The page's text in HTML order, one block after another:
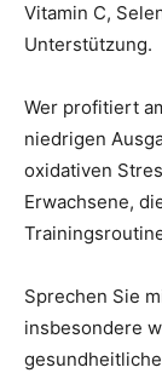
Vitamin C,
Unterstützung.
Wer profitiert
niedrigen
oxidativen
Erwachsene,
Sprechen Sie
insbesondere